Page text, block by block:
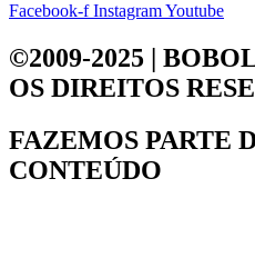
Facebook-f InstagramYoutube
©2009-2025 |
OS DIREITOS
FAZEMOS PARTE
CONTEÚDO